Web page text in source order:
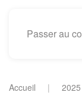
Passer au
Accueil 2025